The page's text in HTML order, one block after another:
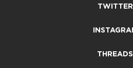
TWITTER
THREADS